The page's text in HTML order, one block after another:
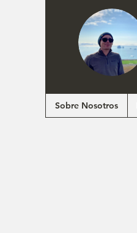
Sobre Nosotros